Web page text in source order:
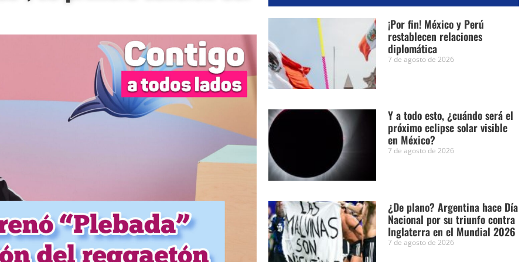
¡Por fin! México y Perú
restablecen relaciones
diplomática
7 de agosto de 2026
Y a todo esto, ¿cuándo será el
próximo eclipse solar visible
en México?
7 de agosto de 2026
¿De plano? Argentina hace Día
Nacional por su triunfo contra
Inglaterra en el Mundial 2026
7 de agosto de 2026